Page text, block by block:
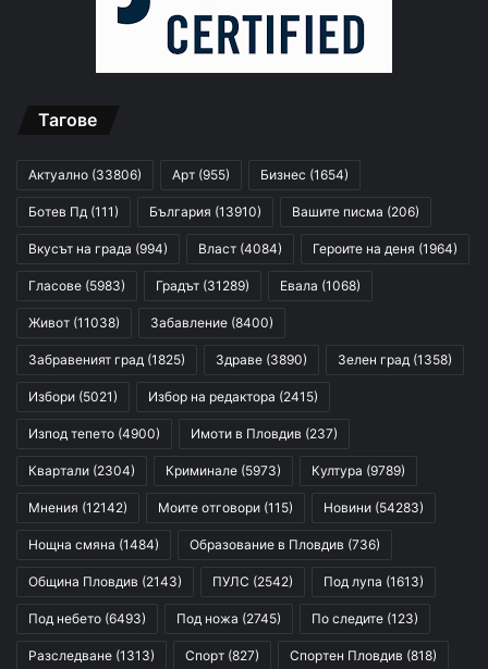
Тагове
Актуално (33806) Арт (955) Бизнес (1654)
Ботев Пд (111) България (13910) Вашите писма (206)
Вкусът на града (994) Власт (4084) Героите на деня (1964)
Гласове (5983) Градът (31289) Евала (1068)
Живот (11038) Забавление (8400)
Забравеният град (1825) Здраве (3890) Зелен град (1358)
Избори (5021) Избор на редактора (2415)
Изпод тепето (4900) Имоти в Пловдив (237)
Квартали (2304) Криминале (5973) Култура (9789)
Мнения (12142) Моите отговори (115) Новини (54283)
Нощна смяна (1484) Образование в Пловдив (736)
Община Пловдив (2143) ПУЛС (2542) Под лупа (1613)
Под небето (6493) Под ножа (2745) По следите (123)
Разследване (1313) Спорт (827) Спортен Пловдив (818)